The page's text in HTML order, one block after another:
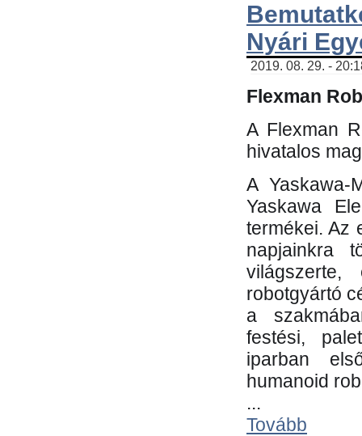
Nyári
2019. 08. 29. -
Flexman
A Flexman
hivatalos
A Yaskawa-
Yaskawa
termékei. Az
napjainkra
robotgyártó
a
festési,
iparban
humanoid
...
Tovább